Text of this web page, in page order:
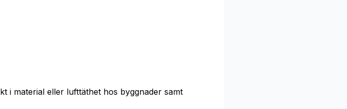
i material eller lufttäthet hos byggnader samt